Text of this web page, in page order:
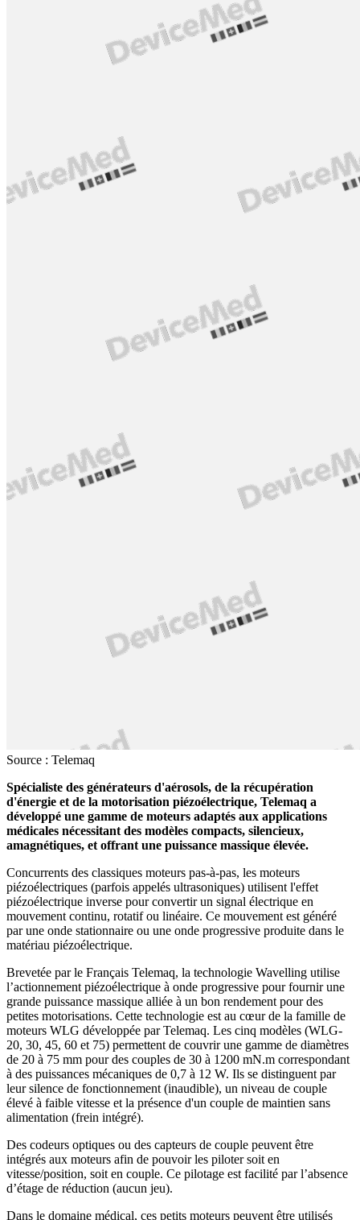
Source : Telemaq
Spécialiste des générateurs d'aérosols, de la récupération
d'énergie et de la motorisation piézoélectrique, Telemaq a
développé une gamme de moteurs adaptés aux applications
médicales nécessitant des modèles compacts, silencieux,
amagnétiques, et offrant une puissance massique élevée.
Concurrents des classiques moteurs pas-à-pas, les moteurs
piézoélectriques (parfois appelés ultrasoniques) utilisent l'effet
piézoélectrique inverse pour convertir un signal électrique en
mouvement continu, rotatif ou linéaire. Ce mouvement est généré
par une onde stationnaire ou une onde progressive produite dans le
matériau piézoélectrique.
Brevetée par le Français Telemaq, la technologie Wavelling utilise
l’actionnement piézoélectrique à onde progressive pour fournir une
grande puissance massique alliée à un bon rendement pour des
petites motorisations. Cette technologie est au cœur de la famille de
moteurs WLG développée par Telemaq. Les cinq modèles (WLG-
20, 30, 45, 60 et 75) permettent de couvrir une gamme de diamètres
de 20 à 75 mm pour des couples de 30 à 1200 mN.m correspondant
à des puissances mécaniques de 0,7 à 12 W. Ils se distinguent par
leur silence de fonctionnement (inaudible), un niveau de couple
élevé à faible vitesse et la présence d'un couple de maintien sans
alimentation (frein intégré).
Des codeurs optiques ou des capteurs de couple peuvent être
intégrés aux moteurs afin de pouvoir les piloter soit en
vitesse/position, soit en couple. Ce pilotage est facilité par l’absence
d’étage de réduction (aucun jeu).
Dans le domaine médical, ces petits moteurs peuvent être utilisés